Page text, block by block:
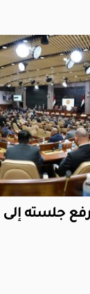
جلسته إلى